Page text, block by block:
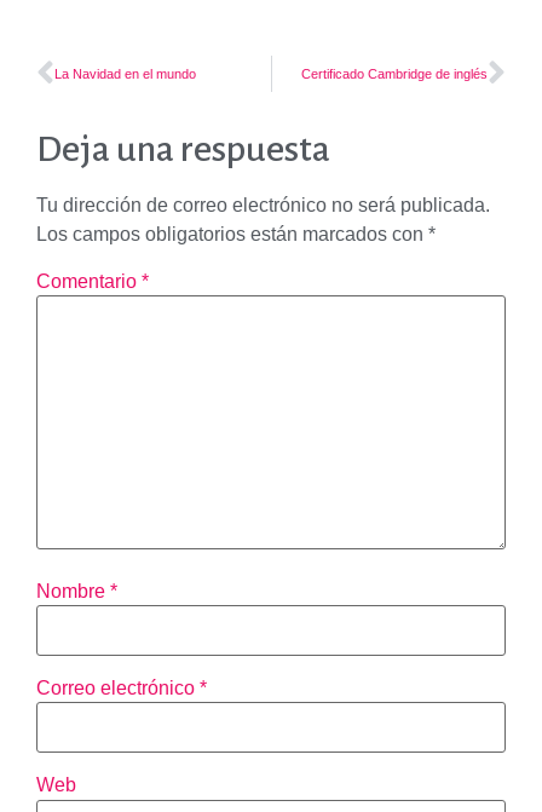
La Navidad en el mundo Certificado Cambridge de inglés
Deja una respuesta
Tu dirección de correo electrónico no será publicada.
Los campos obligatorios están marcados con *
Comentario *
Nombre *
Correo electrónico *
Web